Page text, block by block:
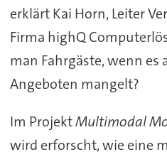
erklärt Kai Horn, Leiter
Firma highQ
man Fahrgäste, wenn es
Angeboten mangelt?
Im ProjektMultimodal
wird erforscht, wie eine